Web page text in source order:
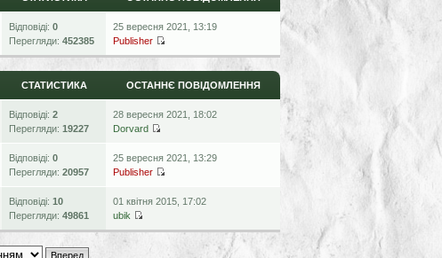
Відповіді: 0
Перегляди: 452385
25 вересня 2021, 13:19
Publisher
СТАТИСТИКА ОСТАННЄ ПОВІДОМЛЕННЯ
Відповіді: 2
Перегляди: 19227
28 вересня 2021, 18:02
Dorvard
Відповіді: 0
Перегляди: 20957
25 вересня 2021, 13:29
Publisher
Відповіді: 10
Перегляди: 49861
01 квітня 2015, 17:02
ubik